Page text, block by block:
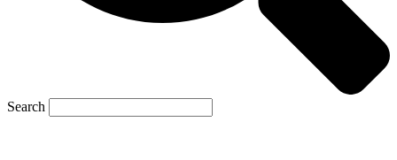
Search